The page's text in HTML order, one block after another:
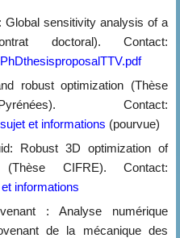
Global sensitivity analysis of a
doctoral). Contact:
PhDthesisproposalTTV.pdf
robust optimization (Thèse
Contact:
sujet et informations (pourvue)
Robust 3D optimization of
CIFRE). Contact:
informations
: Analyse numérique
de la mécanique des